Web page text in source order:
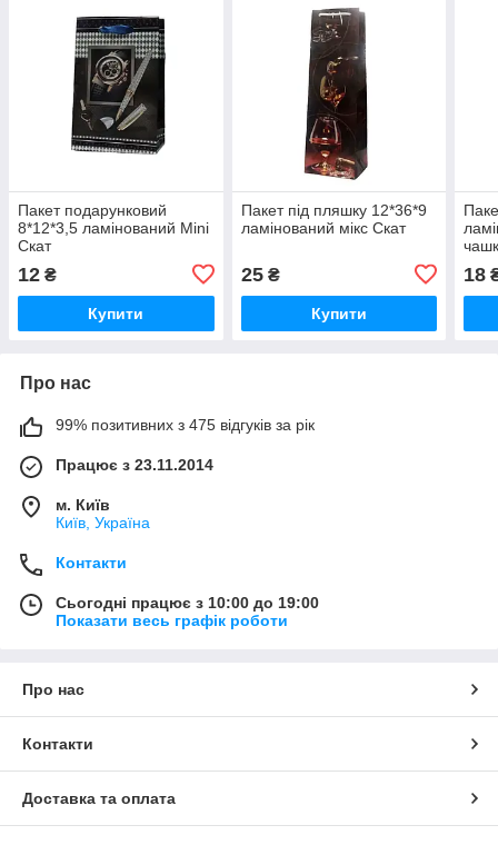
Пакет подарунковий
8*12*3,5 ламінований Mini
Скат
12 ₴
Купити
Пакет під пляшку 12*36*9
ламінований мікс Скат
25₴
Купити
18
Про нас
99% позитивних з 475 відгуків за рік
Працює з 23.11.2014
м. Київ
Київ, Україна
Контакти
Сьогодні працює з 10:00 до 19:00
Показати весь графік роботи
Про нас
Контакти
Доставка та оплата